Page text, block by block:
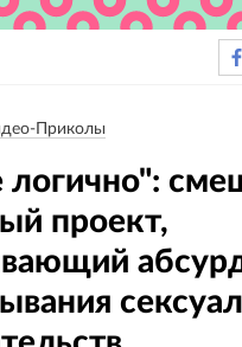
навигация
Приколы
логично":
проект,